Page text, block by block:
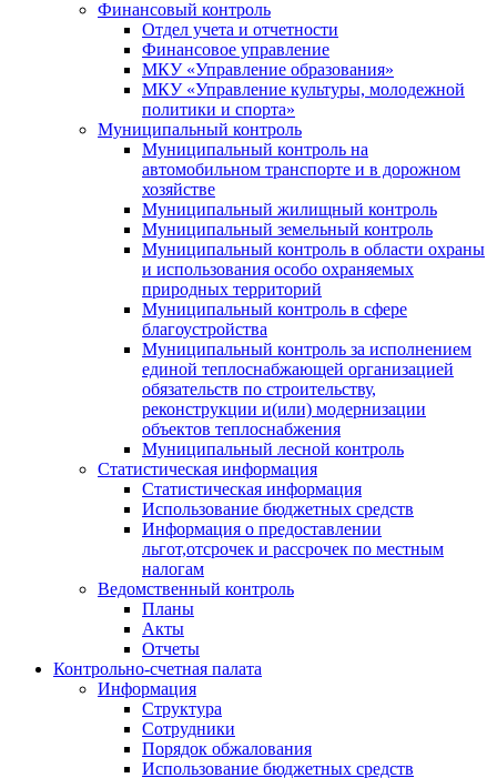
Финансовый контроль
Отдел учета и отчетности
Финансовое управление
МКУ «Управление образования»
МКУ «Управление культуры, молодежной
политики и спорта»
Муниципальный контроль
Муниципальный контроль на
автомобильном транспорте и в дорожном
хозяйстве
Муниципальный жилищный контроль
Муниципальный земельный контроль
Муниципальный контроль в области охраны
и использования особо охраняемых
природных территорий
Муниципальный контроль в сфере
благоустройства
Муниципальный контроль за исполнением
единой теплоснабжающей организацией
обязательств по строительству,
реконструкции и(или) модернизации
объектов теплоснабжения
Муниципальный лесной контроль
Статистическая информация
Статистическая информация
Использование бюджетных средств
Информация о предоставлении
льгот,отсрочек и рассрочек по местным
налогам
Ведомственный контроль
Планы
Акты
Отчеты
Контрольно-счетная палата
Информация
Структура
Сотрудники
Порядок обжалования
Использование бюджетных средств